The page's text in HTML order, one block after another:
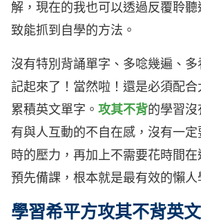
解，現在的我也可以透過反覆聆
致能抓到自學的方法。
沒有特別背誦單字、多唸幾遍、
記起來了！當然啦！還是必須配
累積英文單字。 攻其不背的學習
有與人互動的不自在感，沒有一
時的壓力，再加上不需要花時間
預先備課，根本就是最有效的懶人
學習希平方攻其不背英